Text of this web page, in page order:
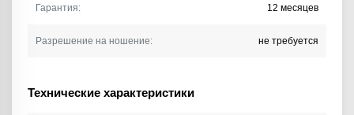
Гарантия: 12 месяцев
Разрешение на ношение: не требуется
Технические характеристики